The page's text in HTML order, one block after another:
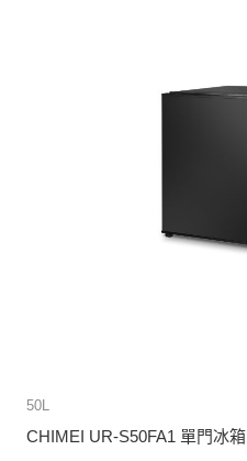
50L
CHIMEI UR-S50FA1 單門冰箱